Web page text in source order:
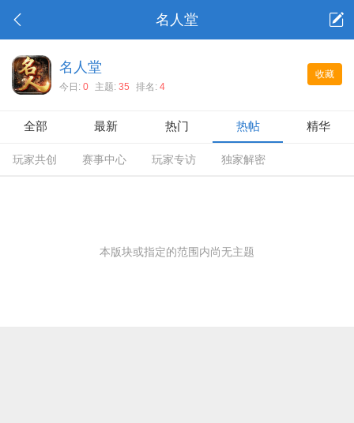
名人堂
收藏
名人堂
今日: 0 主题: 35 排名: 4
全部 最新 热门 热帖 精华
玩家共创 赛事中心 玩家专访 独家解密
本版块或指定的范围内尚无主题